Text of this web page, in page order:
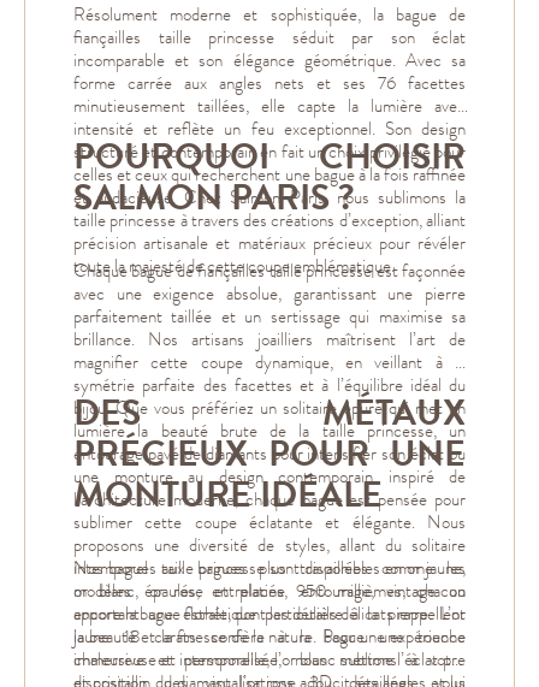
Résolument moderne et sophistiquée, la bague de
fiançailles taille princesse séduit par son éclat
incomparable et son élégance géométrique. Avec sa
forme carrée aux angles nets et ses 76 facettes
minutieusement taillées, elle capte la lumière avec
intensité et reflète un feu exceptionnel. Son design
structuré et contemporain en fait un choix privilégié pour
celles et ceux qui recherchent une bague à la fois raffinée
et audacieuse. Chez Salmon Paris, nous sublimons la
taille princesse à travers des créations d’exception, alliant
précision artisanale et matériaux précieux pour révéler
toute la majesté de cette coupe emblématique.
POURQUOI CHOISIR
SALMON PARIS ?
Chaque bague de fiançailles taille princesse est façonnée
avec une exigence absolue, garantissant une pierre
parfaitement taillée et un sertissage qui maximise sa
brillance. Nos artisans joailliers maîtrisent l’art de
magnifier cette coupe dynamique, en veillant à la
symétrie parfaite des facettes et à l’équilibre idéal du
bijou. Que vous préfériez un solitaire épuré qui met en
lumière la beauté brute de la taille princesse, un
entourage pavé de diamants pour intensifier son éclat ou
une monture au design contemporain inspiré de
l’architecture moderne, chaque bague est pensée pour
sublimer cette coupe éclatante et élégante. Nous
proposons une diversité de styles, allant du solitaire
intemporel aux bagues plus travaillées comme les
modèles épaulés, entrelacés, entourage, vintage ou
encore la bague florale, dont les détails délicats rappellent
la beauté et la finesse de la nature. Pour une expérience
immersive et personnalisée, nous mettons à votre
DES MÉTAUX
PRÉCIEUX POUR UNE
MONTURE IDÉALE
Nos bagues taille princesse sont disponibles en or jaune,
or blanc, or rose et platine 950 millièmes, chacun
apportant une esthétique particulière à la pierre. L’or
jaune 18 carats confère à la bague une touche
chaleureuse et intemporelle, l’or blanc sublime l’éclat pur